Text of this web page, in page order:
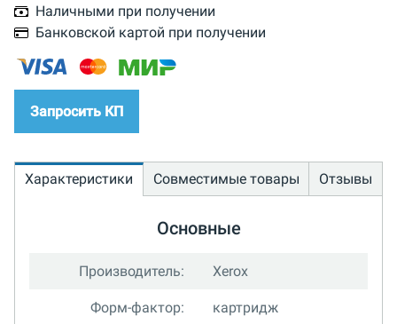
Наличными при получении
Банковской картой при получении
Запросить КП
Характеристики Совместимые товары Отзывы
Основные
Производитель: Xerox
Форм-фактор: картридж